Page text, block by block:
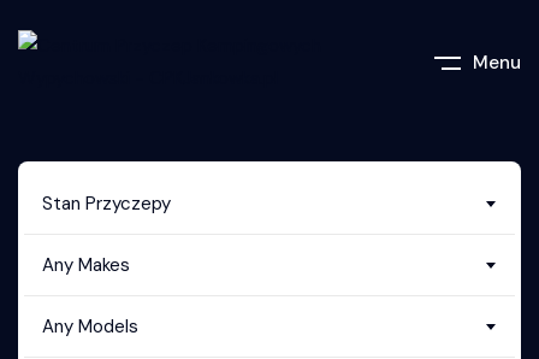
Menu
Stan Przyczepy
Any Makes
Any Models